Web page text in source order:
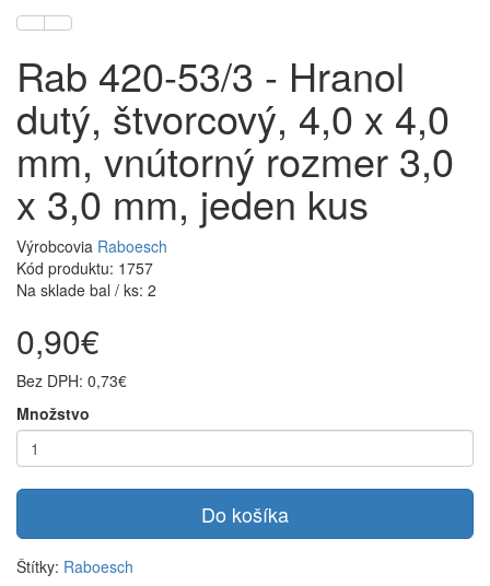
Rab 420-53/3 - Hranol
dutý, štvorcový, 4,0 x 4,0
mm, vnútorný rozmer 3,0
x 3,0 mm, jeden kus
Výrobcovia Raboesch
Kód produktu: 1757
Na sklade bal / ks: 2
0,90€
Bez DPH: 0,73€
Množstvo
Do košíka
Štítky: Raboesch